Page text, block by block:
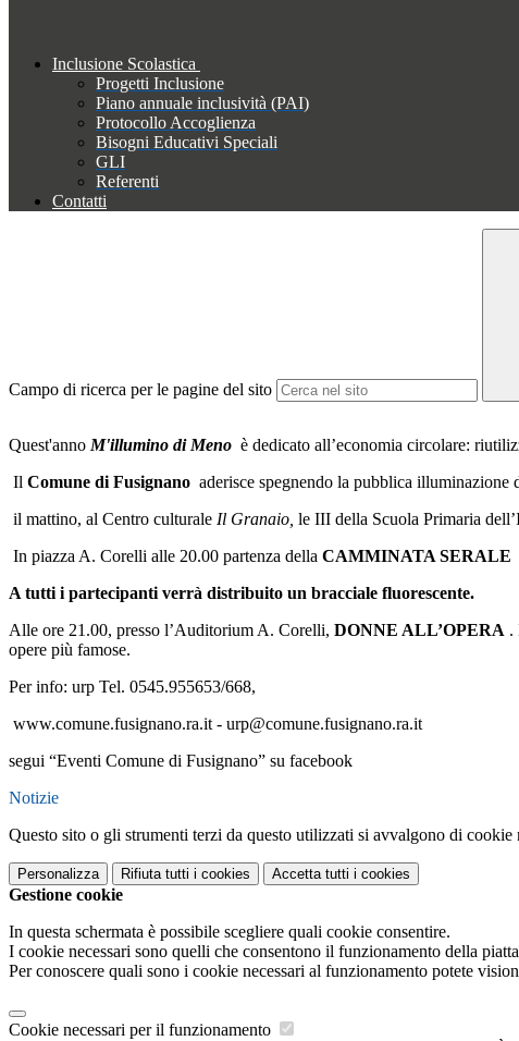
Inclusione Scolastica
Progetti Inclusione
Piano annuale inclusività (PAI)
Protocollo Accoglienza
Bisogni Educativi Speciali
GLI
Referenti
Contatti
Campo di ricerca per le pagine del sito
Quest'anno M'illumino di Meno è dedicato all’economia circolare:
Il Comune di Fusignano aderisce spegnendo la pubblica illuminazione
il mattino, al Centro culturale Il Granaio, le III della Scuola Primaria
In piazza A. Corelli alle 20.00 partenza della CAMMINATA SERALE
A tutti i partecipanti verrà distribuito un bracciale fluorescente.
Alle ore 21.00, presso l’Auditorium A. Corelli, DONNE ALL’OPERA .
opere più famose.
Per info: urp Tel. 0545.955653/668,
www.comune.fusignano.ra.it - urp@comune.fusignano.ra.it
segui “Eventi Comune di Fusignano” su facebook
Notizie
Questo sito o gli strumenti terzi da questo utilizzati si avvalgono di
Personalizza Rifiuta tutti i cookies Accetta tutti i cookies
Gestione cookie
In questa schermata è possibile scegliere quali cookie consentire.
I cookie necessari sono quelli che consentono il funzionamento della
Per conoscere quali sono i cookie necessari al funzionamento potete
Cookie necessari per il funzionamento